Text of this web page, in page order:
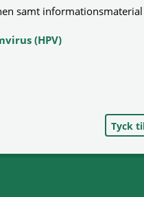
samt informationsmaterial
(HPV)
Tyck